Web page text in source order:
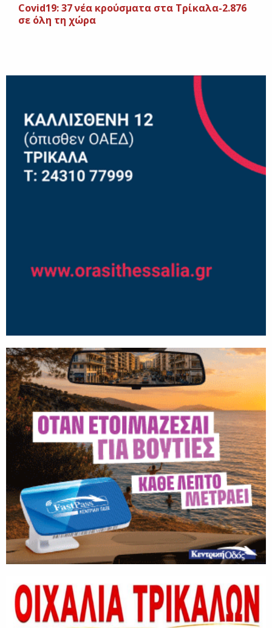
Covid19: 37 νέα κρούσματα στα Τρίκαλα-2.876
σε όλη τη χώρα